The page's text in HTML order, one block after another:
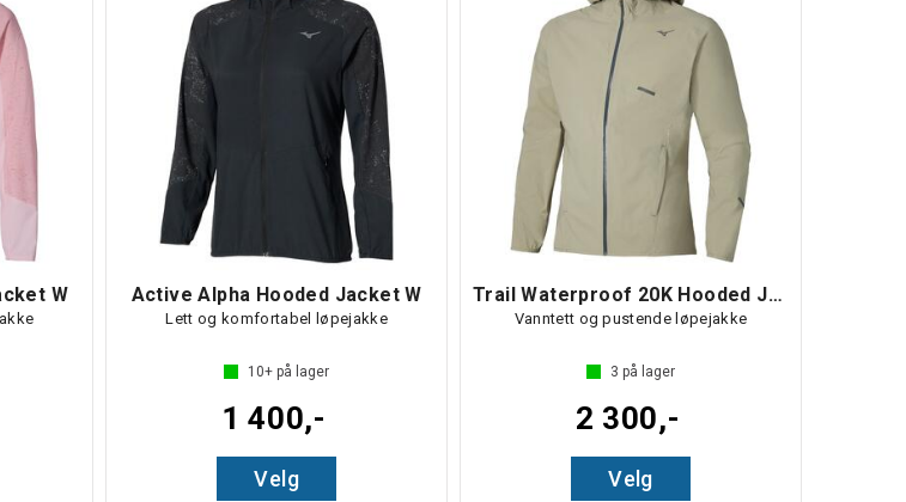
W Active Alpha Hooded Jacket W
Lett og komfortabel løpejakke
10+ på lager
1 400,-
Velg
Trail Waterproof 20K Hooded Jacket
Vanntett og pustende løpejakke
3 på lager
2 300,-
Velg